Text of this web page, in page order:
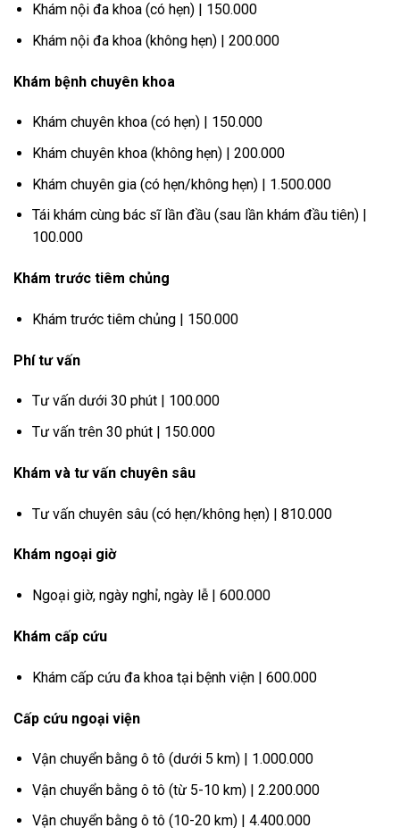
Khám nội đa khoa (có hẹn) | 150.000
Khám nội đa khoa (không hẹn) | 200.000
Khám bệnh chuyên khoa
Khám chuyên khoa (có hẹn) | 150.000
Khám chuyên khoa (không hẹn) | 200.000
Khám chuyên gia (có hẹn/không hẹn) | 1.500.000
Tái khám cùng bác sĩ lần đầu (sau lần khám đầu tiên) |
100.000
Khám trước tiêm chủng
Khám trước tiêm chủng | 150.000
Phí tư vấn
Tư vấn dưới 30 phút | 100.000
Tư vấn trên 30 phút | 150.000
Khám và tư vấn chuyên sâu
Tư vấn chuyên sâu (có hẹn/không hẹn) | 810.000
Khám ngoại giờ
Ngoại giờ, ngày nghỉ, ngày lễ | 600.000
Khám cấp cứu
Khám cấp cứu đa khoa tại bệnh viện | 600.000
Cấp cứu ngoại viện
Vận chuyển bằng ô tô (dưới 5 km) | 1.000.000
Vận chuyển bằng ô tô (từ 5-10 km) | 2.200.000
Vận chuyển bằng ô tô (10-20 km) | 4.400.000